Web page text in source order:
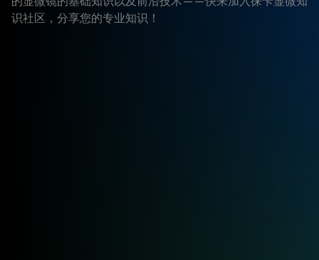
识社区，分享您的专业知识！